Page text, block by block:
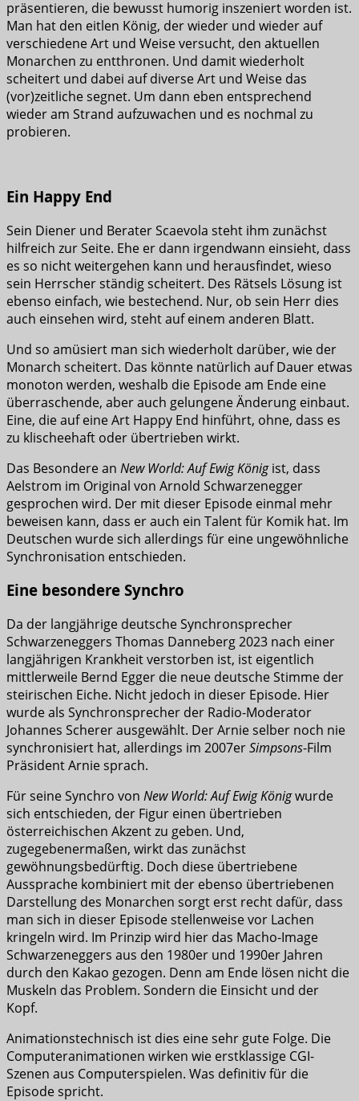
präsentieren, die bewusst humorig inszeniert worden ist.
Man hat den eitlen König, der wieder und wieder auf
verschiedene Art und Weise versucht, den aktuellen
Monarchen zu entthronen. Und damit wiederholt
scheitert und dabei auf diverse Art und Weise das
(vor)zeitliche segnet. Um dann eben entsprechend
wieder am Strand aufzuwachen und es nochmal zu
probieren.
Ein Happy End
Sein Diener und Berater Scaevola steht ihm zunächst
hilfreich zur Seite. Ehe er dann irgendwann einsieht, dass
es so nicht weitergehen kann und herausfindet, wieso
sein Herrscher ständig scheitert. Des Rätsels Lösung ist
ebenso einfach, wie bestechend. Nur, ob sein Herr dies
auch einsehen wird, steht auf einem anderen Blatt.
Und so amüsiert man sich wiederholt darüber, wie der
Monarch scheitert. Das könnte natürlich auf Dauer etwas
monoton werden, weshalb die Episode am Ende eine
überraschende, aber auch gelungene Änderung einbaut.
Eine, die auf eine Art Happy End hinführt, ohne, dass es
zu klischeehaft oder übertrieben wirkt.
Das Besondere an New World: Auf Ewig Königist, dass
Aelstrom im Original von Arnold Schwarzenegger
gesprochen wird. Der mit dieser Episode einmal mehr
beweisen kann, dass er auch ein Talent für Komik hat. Im
Deutschen wurde sich allerdings für eine ungewöhnliche
Synchronisation entschieden.
Eine besondere Synchro
Da der langjährige deutsche Synchronsprecher
Schwarzeneggers Thomas Danneberg 2023 nach einer
langjährigen Krankheit verstorben ist, ist eigentlich
mittlerweile Bernd Egger die neue deutsche Stimme der
steirischen Eiche. Nicht jedoch in dieser Episode. Hier
wurde als Synchronsprecher der Radio-Moderator
Johannes Scherer ausgewählt. Der Arnie selber noch nie
synchronisiert hat, allerdings im 2007erSimpsons-Film
Präsident Arnie sprach.
Für seine Synchro von New World: Auf Ewig Königwurde
sich entschieden, der Figur einen übertrieben
österreichischen Akzent zu geben. Und,
zugegebenermaßen, wirkt das zunächst
gewöhnungsbedürftig. Doch diese übertriebene
Aussprache kombiniert mit der ebenso übertriebenen
Darstellung des Monarchen sorgt erst recht dafür, dass
man sich in dieser Episode stellenweise vor Lachen
kringeln wird. Im Prinzip wird hier das Macho-Image
Schwarzeneggers aus den 1980er und 1990er Jahren
durch den Kakao gezogen. Denn am Ende lösen nicht die
Muskeln das Problem. Sondern die Einsicht und der
Kopf.
Animationstechnisch ist dies eine sehr gute Folge. Die
Computeranimationen wirken wie erstklassige CGI-
Szenen aus Computerspielen. Was definitiv für die
Episode spricht.